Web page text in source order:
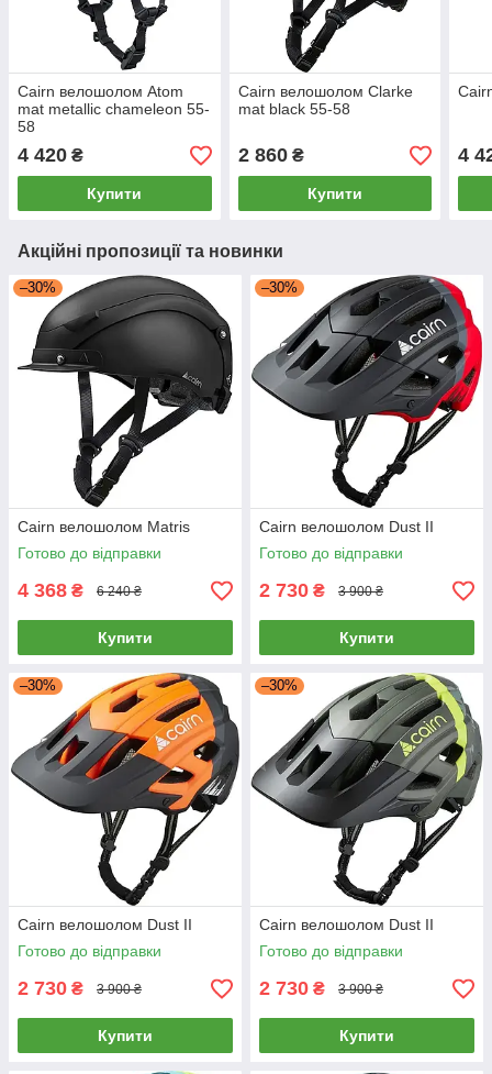
Cairn велошолом Atom
mat metallic chameleon 55-
58
4 420 ₴
Купити
Cairn велошолом Clarke
mat black 55-58
2 860₴
Купити
4
Акційні пропозиції та новинки
–30%
Cairn велошолом Matris
Готово до відправки
4 368 ₴ 6 240 ₴
Купити
–30%
Cairn велошолом Dust II
Готово до відправки
2 730 ₴ 3 900 ₴
Купити
–30%
Cairn велошолом Dust II
Готово до відправки
2 730 ₴ 3 900 ₴
Купити
–30%
Cairn велошолом Dust II
Готово до відправки
2 730 ₴ 3 900 ₴
Купити